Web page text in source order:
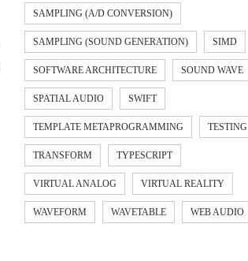
SAMPLING (A/D CONVERSION)
SAMPLING (SOUND GENERATION) SIMD
SOFTWARE ARCHITECTURE SOUND WAVE
SPATIAL AUDIO SWIFT
TEMPLATE METAPROGRAMMING TESTING
TRANSFORM TYPESCRIPT
VIRTUAL ANALOG VIRTUAL REALITY
WAVEFORM WAVETABLE WEB AUDIO